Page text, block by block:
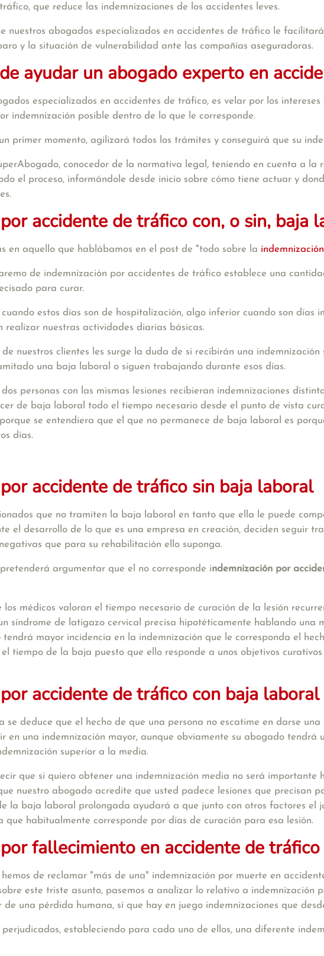
que reduce las indemnizaciones de los accidentes leves.
nuestros abogados especializados en accidentes de tráfico le
y la situación de vulnerabilidad ante las compañías aseguradoras.
ayudar un abogado experto en
especializados en accidentes de tráfico, es velar por los
indemnización posible dentro de lo que le corresponde.
primer momento, agilizará todos los trámites y conseguirá que su
, conocedor de la normativa legal, teniendo en cuenta a
el proceso, informándole desde inicio sobre cómo tiene actuar y
accidente de tráfico con, o sin, baja
en aquello que hablábamos en el post de "todo sobre la
de indemnización por accidentes de tráfico establece una
para curar.
estos días son de hospitalización, algo inferior cuando son días
realizar nuestras actividades diarias básicas.
nuestros clientes les surge la duda de si recibirán una
una baja laboral o siguen trabajando durante esos días.
personas con las mismas lesiones recibieran indemnizaciones
de baja laboral todo el tiempo necesario desde el punto de vista
se entendiera que el que no permanece de baja laboral es
días.
accidente de tráfico sin baja laboral
que no tramiten la baja laboral en tanto que ella le puede
el desarrollo de lo que es una empresa en creación, deciden seguir
que para su rehabilitación ello suponga.
argumentar que el no corresponde indemnización por
médicos valoran el tiempo necesario de curación de la lesión
síndrome de latigazo cervical precisa hipotéticamente hablando una
tendrá mayor incidencia en la indemnización que le corresponda el
tiempo de la baja puesto que ello responde a unos objetivos
accidente de tráfico con baja laboral
se deduce que el hecho de que una persona no escatime en darse
en una indemnización mayor, aunque obviamente su abogado
superior a la media.
que si quiero obtener una indemnización media no será
nuestro abogado acredite que usted padece lesiones que precisan
la baja laboral prolongada ayudará a que junto con otros factores el
que habitualmente corresponde por días de curación para esa lesión.
fallecimiento en accidente de tráfico
de reclamar "más de una" indemnización por muerte en
este triste asunto, pasemos a analizar lo relativo a indemnización
una pérdida humana, sí que hay en juego indemnizaciones que
estableciendo para cada uno de ellos, una diferente